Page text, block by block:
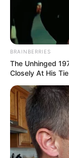
Tags Ahmeabad
Jail Bhajia House
BRAINBERRIES
The Unhinged
Closely At His Tie